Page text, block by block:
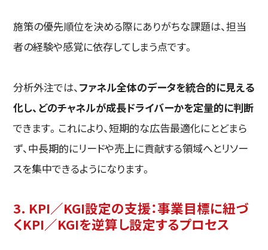
施策の優先順位を決める際にありがちな課題は、担当
者の経験や感覚に依存してしまう点です。
分析外注では、 ファネル全体のデータを統合的に見える
化し、どのチャネルが成長ドライバーかを定量的に判断
できます。これにより、短期的な広告最適化にとどまら
ず、中長期的にリードや売上に貢献する領域へとリソー
スを集中できるようになります。
3. KPI／KGI設定の支援：事業目標に紐づ
くKPI／KGIを逆算し設定するプロセス